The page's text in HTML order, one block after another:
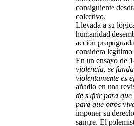
consiguiente
colectivo.
Llevada a su
humanidad
acción
considera legítimo
En un ensayo de
violencia, se
violentamente es
añadió en una
de sufrir para que
para que otros
imponer su
sangre. El